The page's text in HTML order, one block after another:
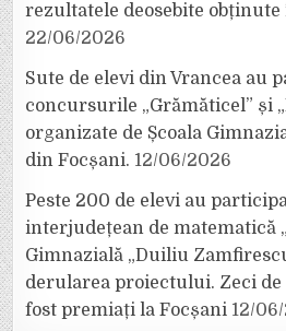
rezultatele deosebite obținute
22/06/2026
Sute de elevi din Vrancea au
concursurile „Grămăticel” și
organizate de Școala
din Focșani. 12/06/2026
Peste 200 de elevi au
interjudețean de matematică
Gimnazială „Duiliu
derularea proiectului. Zeci de
fost premiați la Focșani 12/